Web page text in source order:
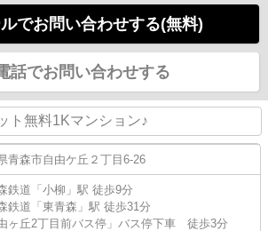
でお問い合わせする(無料)
話でお問い合わせする
ト無料1Kマンション♪
青森市自由ケ丘 ２丁目6-26
鉄道 「 小柳 」駅 徒歩9分
鉄道 「 東青森 」駅 徒歩31分
由ヶ丘2丁目前バス停」バス停下車 徒歩3分